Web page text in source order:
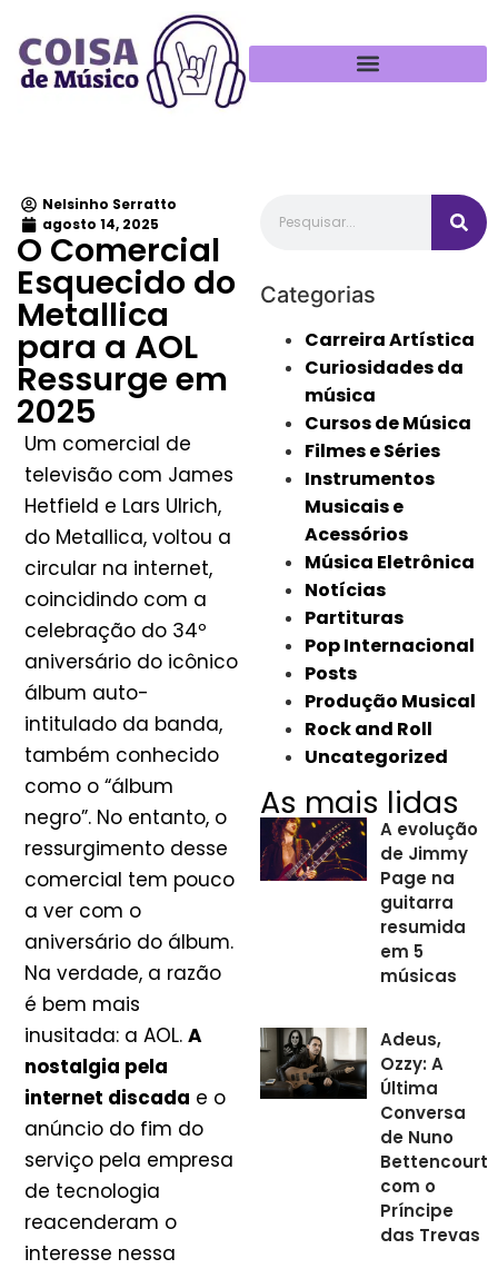
Nelsinho Serratto
agosto 14, 2025
O Comercial
Esquecido do
Metallica
para a AOL
Ressurge em
2025
Um comercial de
televisão com James
Hetfield e Lars Ulrich,
do Metallica, voltou a
circular na internet,
coincidindo com a
celebração do 34º
aniversário do icônico
álbum auto-
intitulado da banda,
também conhecido
como o “álbum
negro”. No entanto, o
ressurgimento desse
comercial tem pouco
a ver com o
aniversário do álbum.
Na verdade, a razão
é bem mais
inusitada: a AOL. A
nostalgia pela
internet discada e o
anúncio do fim do
serviço pela empresa
de tecnologia
reacenderam o
interesse nessa
Categorias
Carreira Artística
Curiosidades da
música
Cursos de Música
Filmes e Séries
Instrumentos
Musicais e
Acessórios
Música Eletrônica
Notícias
Partituras
Pop Internacional
Posts
Produção Musical
Rock and Roll
Uncategorized
As mais lidas
A evolução
de Jimmy
Page na
guitarra
resumida
em 5
músicas
Adeus,
Ozzy: A
Última
Conversa
de Nuno
Bettencourt
com o
Príncipe
das Trevas